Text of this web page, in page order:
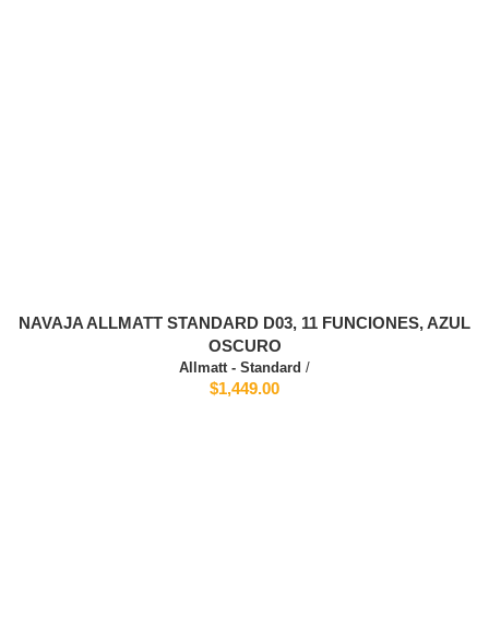
NAVAJA ALLMATT STANDARD D03, 11 FUNCIONES, AZUL
OSCURO
Allmatt - Standard /
$1,449.00